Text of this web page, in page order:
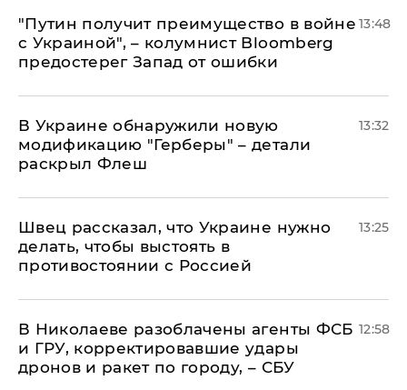
"Путин получит преимущество в войне
с Украиной", – колумнист Bloomberg
предостерег Запад от ошибки
13:48
В Украине обнаружили новую
модификацию "Герберы" – детали
раскрыл Флеш
13:32
Швец рассказал, что Украине нужно
делать, чтобы выстоять в
противостоянии с Россией
13:25
В Николаеве разоблачены агенты ФСБ
и ГРУ, корректировавшие удары
дронов и ракет по городу, – СБУ
12:58